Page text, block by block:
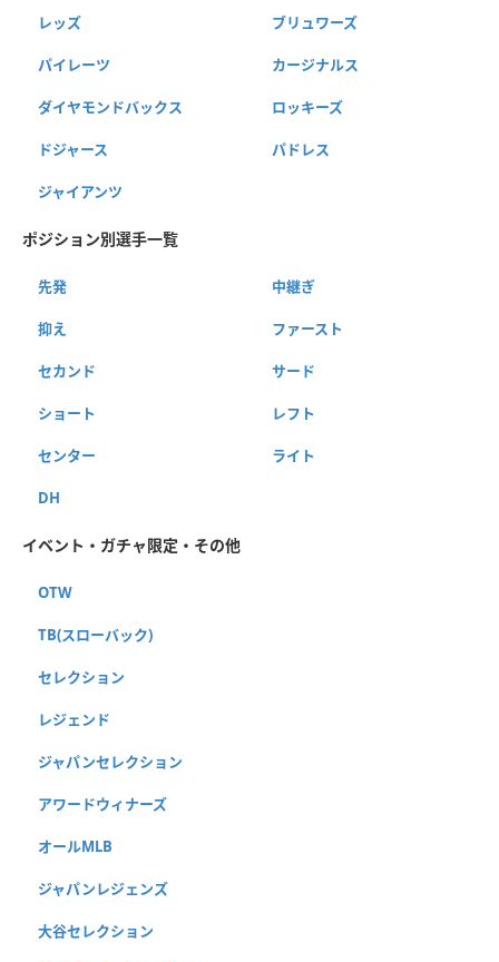
レッズ ブリュワーズ
パイレーツ カージナルス
ダイヤモンドバックス ロッキーズ
ドジャース パドレス
ジャイアンツ
ポジション別選手一覧
先発 中継ぎ
抑え ファースト
セカンド サード
ショート レフト
センター ライト
DH
イベント・ガチャ限定・その他
OTW
TB(スローバック)
セレクション
レジェンド
ジャパンセレクション
アワードウィナーズ
オールMLB
ジャパンレジェンズ
大谷セレクション